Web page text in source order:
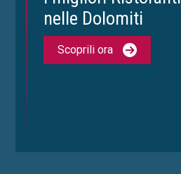
nelle Dolomiti
Scoprili ora